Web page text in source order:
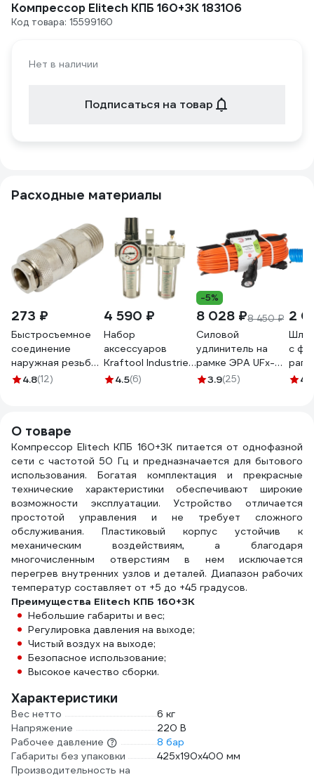
Компрессор Elitech КПБ 160+3К 183106
Код товара: 15599160
Нет в наличии
Подписаться на товар
Расходные материалы
273 ₽
Быстросъемное
соединение
наружная резьба
1/2" BlackWeld
4.8(12)
4 590 ₽
Набор
аксессуаров
Kraftool Industrie
Qualitat для
4.5(6)
-5%
8 028 ₽8 450 ₽
Силовой
удлинитель на
рамке ЭРА UFx-
1e-3x1.5-50m-IP44
3.9(25)
2
с
мм)4.5
О товаре
Компрессор Elitech КПБ 160+3К питается от однофазной
сети с частотой 50 Гц и предназначается для бытового
использования. Богатая комплектация и прекрасные
технические характеристики обеспечивают широкие
возможности эксплуатации. Устройство отличается
простотой управления и не требует сложного
обслуживания. Пластиковый корпус устойчив к
механическим воздействиям, а благодаря
многочисленным отверстиям в нем исключается
перегрев внутренних узлов и деталей. Диапазон рабочих
температур составляет от +5 до +45 градусов.
Преимущества Elitech КПБ 160+3К
Небольшие габариты и вес;
Регулировка давления на выходе;
Чистый воздух на выходе;
Безопасное использование;
Высокое качество сборки.
Характеристики
Вес нетто
6 кг
Напряжение
220 В
Рабочее давление
8 бар
Габариты без упаковки
425х190х400 мм
Производительность на